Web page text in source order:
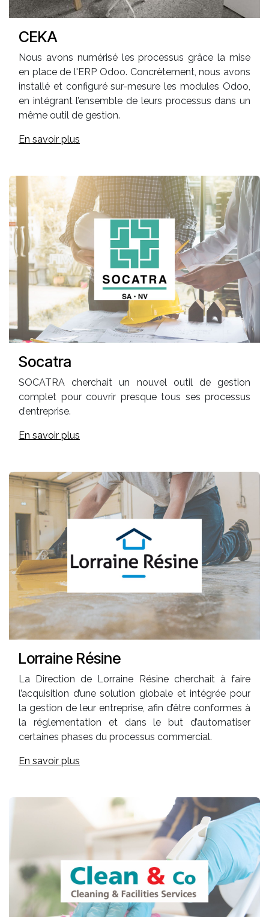
CEKA
Nous avons numérisé les processus grâce la mise
en place de l'ERP Odoo. Concrètement, nous avons
installé et configuré sur-mesure les modules Odoo,
en intégrant l’ensemble de leurs processus dans un
même outil de gestion.
En savoir plus
Socatra
SOCATRA cherchait un nouvel outil de gestion
complet pour couvrir presque tous ses processus
d’entreprise.
En savoir plus
Lorraine Résine
La Direction de Lorraine Résine cherchait à faire
l’acquisition d’une solution globale et intégrée pour
la gestion de leur entreprise, afin d’être conformes à
la réglementation et dans le but d’automatiser
certaines phases du processus commercial.
En savoir plus